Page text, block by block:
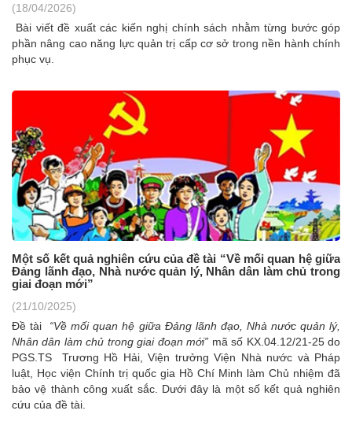
(18/04/2026)
Bài viết đề xuất các kiến nghị chính sách nhằm từng bước góp
phần nâng cao năng lực quản trị cấp cơ sở trong nền hành chính
phục vụ.
Một số kết quả nghiên cứu của đề tài “Về mối quan hệ giữa
Đảng lãnh đạo, Nhà nước quản lý, Nhân dân làm chủ trong
giai đoạn mới” ​
(21/10/2025)
Đề tài “Về mối quan hệ giữa Đảng lãnh đạo, Nhà nước quản lý,
Nhân dân làm chủ trong giai đoạn mới” mã số KX.04.12/21-25 do
PGS.TS Trương Hồ Hải, Viện trưởng Viện Nhà nước và Pháp
luật, Học viện Chính trị quốc gia Hồ Chí Minh làm Chủ nhiệm đã
bảo vệ thành công xuất sắc. Dưới đây là một số kết quả nghiên
cứu của đề tài.